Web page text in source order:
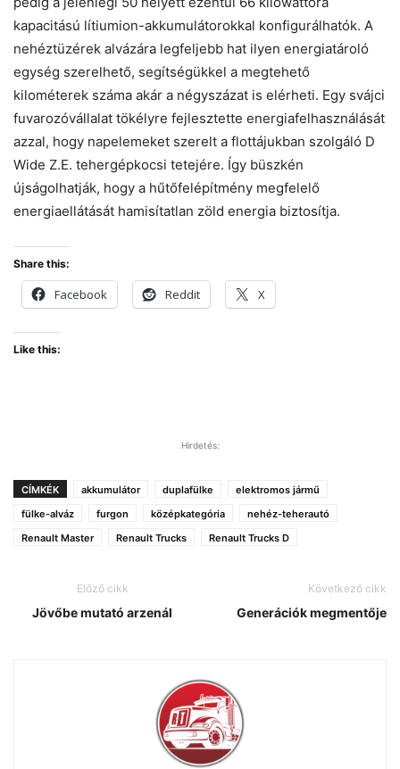
kapacitású lítiumion-akkumulátorokkal konfigurálhatók. A
nehéztüzérek alvázára legfeljebb hat ilyen energiatároló
egység szerelhető, segítségükkel a megtehető
kilométerek száma akár a négyszázat is elérheti. Egy svájci
fuvarozóvállalat tökélyre fejlesztette energiafelhasználását
azzal, hogy napelemeket szerelt a flottájukban szolgáló D
Wide Z.E. tehergépkocsi tetejére. Így büszkén
újságolhatják, hogy a hűtőfelépítmény megfelelő
energiaellátását hamisítatlan zöld energia biztosítja.
Share this:
Facebook Reddit X
Like this:
Hirdetés:
CÍMKÉK akkumulátor duplafülke
elektromos jármű
fülke-alváz
furgon középkategória
nehéz-teherautó
Renault Master
Renault Trucks Renault Trucks D
Előző cikk
Jövőbe mutató arzenál
Következő cikk
Generációk megmentője